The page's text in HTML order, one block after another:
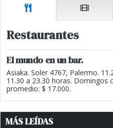
Restaurantes
El mundo en un bar.
Asiaka. Soler 4767, Palermo.
11.30 a 23.30 horas. Domingos
promedio: $ 17.000.
MÁS LEÍDAS